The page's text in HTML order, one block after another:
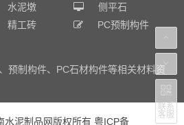
水泥墩
侧平石
精工砖 PC预制构件
预制构件、PC石材构件等相关材料资
水泥制品网版权所有 粤ICP备
联系
客服